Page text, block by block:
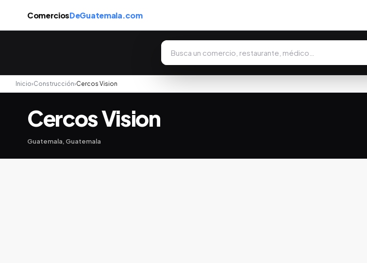
ComerciosDeGuatemala.com
Inicio›Construcción›Cercos Vision
Cercos Vision
Guatemala, Guatemala